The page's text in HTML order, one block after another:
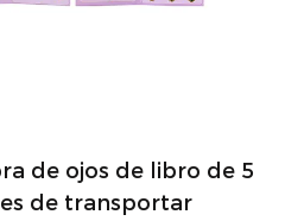
de ojos de libro de 5
de transportar